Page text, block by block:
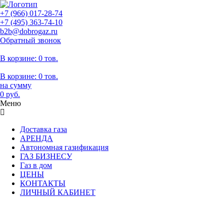
+7 (966) 017-28-74
+7 (495) 363-74-10
b2b@dobrogaz.ru
Обратный звонок
В корзине: 0 тов.
В корзине: 0 тов.
на сумму
0 руб.
Меню
Доставка газа
АРЕНДА
Автономная газификация
ГАЗ БИЗНЕСУ
Газ в дом
ЦЕНЫ
КОНТАКТЫ
ЛИЧНЫЙ КАБИНЕТ